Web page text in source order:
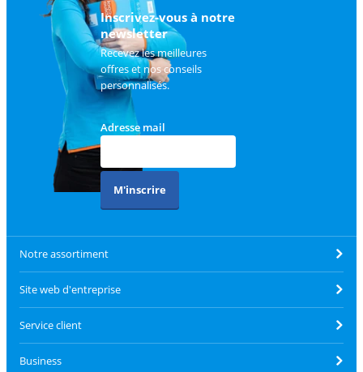
Inscrivez-vous à notre
newsletter
Recevez les meilleures
offres et nos conseils
personnalisés.
Adresse mail
M'inscrire
Notre assortiment
Site web d'entreprise
Service client
Business